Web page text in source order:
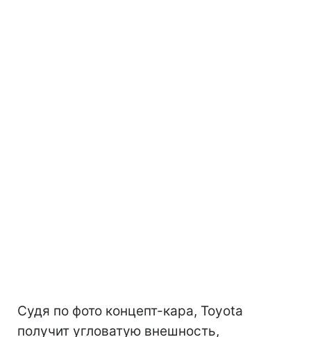
Судя по фото концепт-кара, Toyota
получит угловатую внешность,